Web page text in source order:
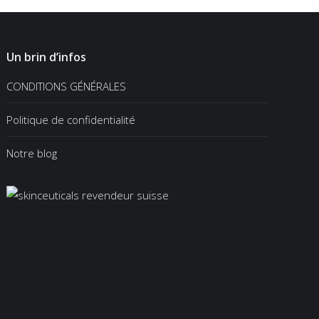
Un brin d’infos
CONDITIONS GÉNÉRALES
Politique de confidentialité
Notre blog